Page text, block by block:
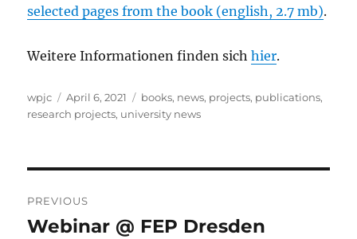
selected pages from the book (english, 2.7 mb).
Weitere Informationen finden sichhier.
Author
wpjc
Posted
on
April 6, 2021 Categories
books, news, projects, publications,
research projects, university news
navigation
PREVIOUS
Previous
Webinar @ FEP Dresden